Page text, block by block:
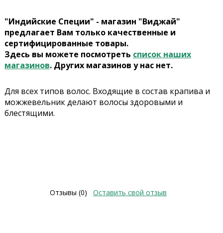
"Индийские Специи" - магазин "Виджай"
предлагает Вам только качественные и
сертифицированные товары.
Здесь вы можете посмотреть список наших
магазинов. Других магазинов у нас нет.
Для всех типов волос. Входящие в состав крапива и
можжевельник делают волосы здоровыми и
блестящими.
Отзывы (0) Оставить свой отзыв